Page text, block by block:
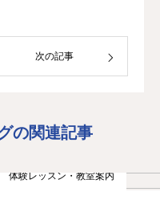
次の記事
の関連記事
体験レッスン・教室案内